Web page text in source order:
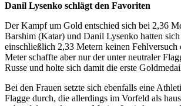
Danil Lysenko schlägt den Favoriten
Der Kampf um Gold entschied sich bei 2,36
Barshim (Katar) und Danil Lysenko hatten
einschließlich 2,33 Metern keinen Fehlversuch
Meter schaffte aber nur der unter neutraler
Russe und holte sich damit die erste
Bei den Frauen setzte sich ebenfalls eine
Flagge durch, die allerdings im Vorfeld als